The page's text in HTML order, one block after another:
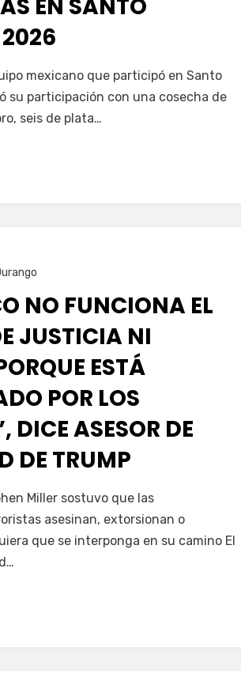
EN SANTO
Servínmexicano que participó en Santo
su participación con una cosecha de
seis de plata…
NO FUNCIONA EL
JUSTICIA NI
ESTÁ
POR LOS
DICE ASESOR DE
DE TRUMP
ServínMiller sostuvo que las
asesinan, extorsionan o
que se interponga en su camino El